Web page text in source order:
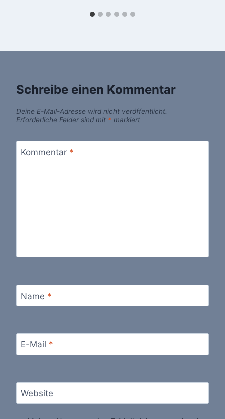
Schreibe einen Kommentar
Deine E-Mail-Adresse wird nicht veröffentlicht.
Erforderliche Felder sind mit * markiert
Kommentar *
Name *
E-Mail *
Website